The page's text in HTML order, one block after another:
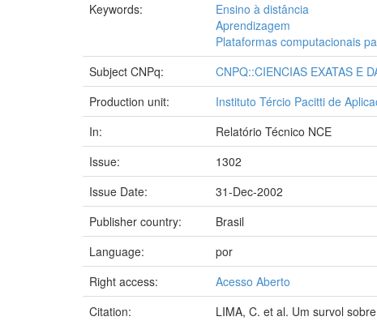
Keywords:
Ensino à distância
Aprendizagem
Plataformas computacionais
Subject CNPq:
CNPQ::CIENCIAS EXATAS E
Production unit:
Instituto Tércio Pacitti de
In:
Relatório Técnico NCE
Issue:
1302
Issue Date:
31-Dec-2002
Publisher country:
Brasil
Language:
por
Right access:
Acesso Aberto
Citation:
LIMA, C. et al. Um survol